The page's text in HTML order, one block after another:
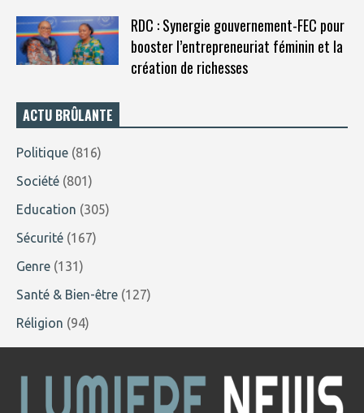
RDC : Synergie gouvernement-FEC pour
booster l’entrepreneuriat féminin et la
création de richesses
ACTU BRÛLANTE
Politique (816)
Société (801)
Education (305)
Sécurité (167)
Genre (131)
Santé & Bien-être (127)
Réligion (94)